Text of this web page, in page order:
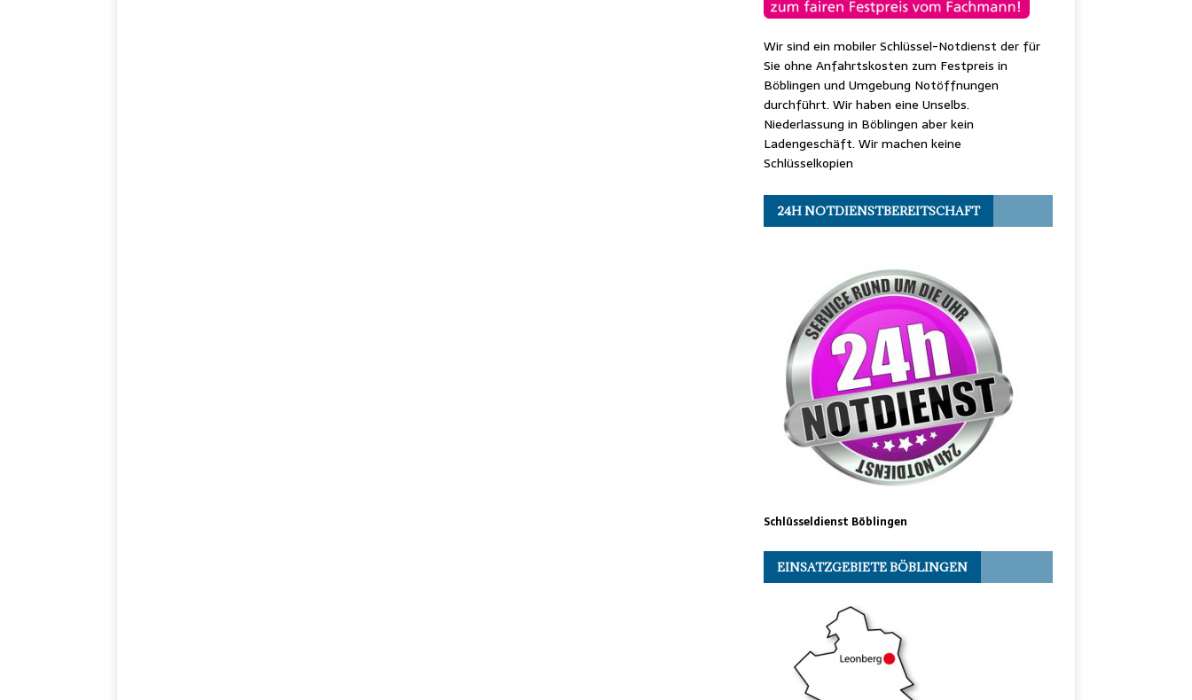
Wir sind ein mobiler Schlüssel-Notdienst der für
Sie ohne Anfahrtskosten zum Festpreis in
Böblingen und Umgebung Notöffnungen
durchführt. Wir haben eine Unselbs.
Niederlassung in Böblingen aber kein
Ladengeschäft. Wir machen keine
Schlüsselkopien
24H NOTDIENSTBEREITSCHAFT
Schlüsseldienst Böblingen
EINSATZGEBIETE BÖBLINGEN